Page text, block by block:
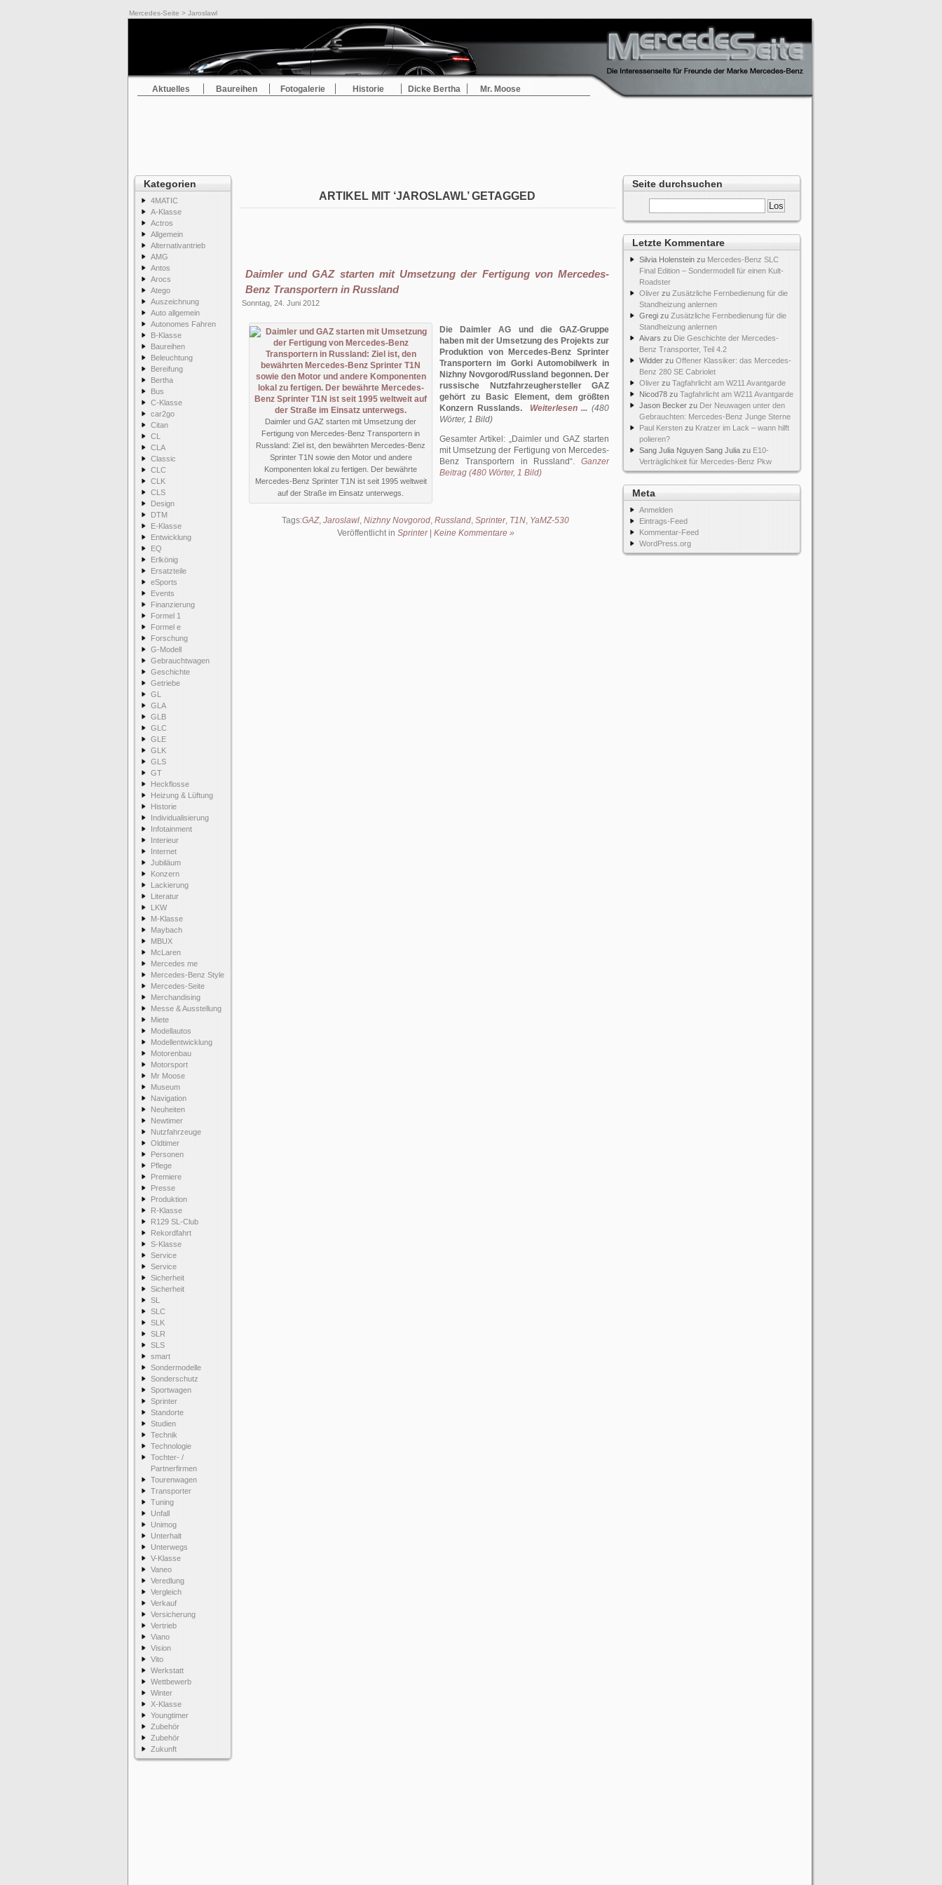
Mercedes-Seite > Jaroslawl
Aktuelles Baureihen Fotogalerie Historie Dicke Bertha Mr. Moose
Kategorien
4MATIC
A-Klasse
Actros
Allgemein
Alternativantrieb
AMG
Antos
Arocs
Atego
Auszeichnung
Auto allgemein
Autonomes Fahren
B-Klasse
Baureihen
Beleuchtung
Bereifung
Bertha
Bus
C-Klasse
car2go
Citan
CL
CLA
Classic
CLC
CLK
CLS
Design
DTM
E-Klasse
Entwicklung
EQ
Erlkönig
Ersatzteile
eSports
Events
Finanzierung
Formel 1
Formel e
Forschung
G-Modell
Gebrauchtwagen
Geschichte
Getriebe
GL
GLA
GLB
GLC
GLE
GLK
GLS
GT
Heckflosse
Heizung & Lüftung
Historie
Individualisierung
Infotainment
Interieur
Internet
Jubiläum
Konzern
Lackierung
Literatur
LKW
M-Klasse
Maybach
MBUX
McLaren
Mercedes me
Mercedes-Benz Style
Mercedes-Seite
Merchandising
Messe & Ausstellung
Miete
Modellautos
Modellentwicklung
Motorenbau
Motorsport
Mr Moose
Museum
Navigation
Neuheiten
Newtimer
Nutzfahrzeuge
Oldtimer
Personen
Pflege
Premiere
Presse
Produktion
R-Klasse
R129 SL-Club
Rekordfahrt
S-Klasse
Service
Service
Sicherheit
Sicherheit
SL
SLC
SLK
SLR
SLS
smart
Sondermodelle
Sonderschutz
Sportwagen
Sprinter
Standorte
Studien
Technik
Technologie
Tochter- /
Partnerfirmen
Tourenwagen
Transporter
Tuning
Unfall
Unimog
Unterhalt
Unterwegs
V-Klasse
Vaneo
Veredlung
Vergleich
Verkauf
Versicherung
Vertrieb
Viano
Vision
Vito
Werkstatt
Wettbewerb
Winter
X-Klasse
Youngtimer
Zubehör
Zubehör
Zukunft
Seite durchsuchen
Letzte Kommentare
Silvia Holenstein zu Mercedes-Benz SLC
Final Edition – Sondermodell für einen Kult-
Roadster
Oliver zu Zusätzliche Fernbedienung für die
Standheizung anlernen
Gregi zu Zusätzliche Fernbedienung für die
Standheizung anlernen
Aivars zu Die Geschichte der Mercedes-
Benz Transporter, Teil 4.2
Widder zu Offener Klassiker: das Mercedes-
Benz 280 SE Cabriolet
Oliver zu Tagfahrlicht am W211 Avantgarde
Nicod78 zu Tagfahrlicht am W211 Avantgarde
Jason Becker zu Der Neuwagen unter den
Gebrauchten: Mercedes-Benz Junge Sterne
Paul Kersten zu Kratzer im Lack – wann hilft
polieren?
Sang Julia Nguyen Sang Julia zu E10-
Verträglichkeit für Mercedes-Benz Pkw
Meta
Anmelden
Eintrags-Feed
Kommentar-Feed
WordPress.org
ARTIKEL MIT ‘JAROSLAWL’ GETAGGED
Daimler und GAZ starten mit Umsetzung der Fertigung von Mercedes-
Benz Transportern in Russland
Sonntag, 24. Juni 2012
Daimler und GAZ starten mit Umsetzung der
Fertigung von Mercedes-Benz Transportern in
Russland: Ziel ist, den bewährten Mercedes-Benz
Sprinter T1N sowie den Motor und andere
Komponenten lokal zu fertigen. Der bewährte
Mercedes-Benz Sprinter T1N ist seit 1995 weltweit
auf der Straße im Einsatz unterwegs.
Die Daimler AG und die GAZ-Gruppe
haben mit der Umsetzung des Projekts zur
Produktion von Mercedes-Benz Sprinter
Transportern im Gorki Automobilwerk in
Nizhny Novgorod/Russland begonnen. Der
russische Nutzfahrzeughersteller GAZ
gehört zu Basic Element, dem größten
Konzern Russlands.
Weiterlesen ... (480
Wörter, 1 Bild)
Gesamter Artikel:
Daimler und GAZ starten
mit Umsetzung der Fertigung von Mercedes-
Benz Transportern in Russland . Ganzer
Beitrag (480 Wörter, 1 Bild)
Tags:GAZ, Jaroslawl, Nizhny Novgorod, Russland, Sprinter, T1N, YaMZ-530
Veröffentlicht in Sprinter| Keine Kommentare »